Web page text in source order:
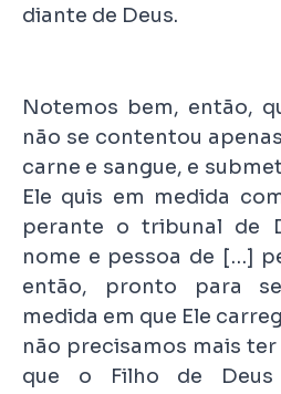
diante de Deus.
Notemos bem, então,
não se contentou
carne e sangue, e
Ele quis em medida
perante o tribunal de
nome e pessoa de […]
então, pronto para
medida em que Ele
não precisamos mais
que o Filho de